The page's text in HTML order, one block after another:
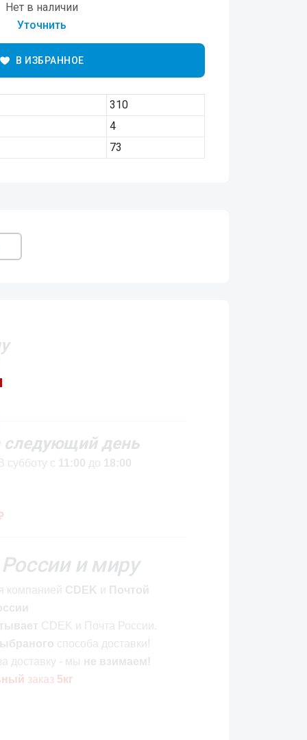
Нет в наличии
Уточнить
В ИЗБРАННОЕ
310
4
73
день
В субботу с 11:00 до 18:00
и миру
компанией CDEK и Почтой
CDEK и Почта России.
способа доставки!
доставку - мы не взимаем!
заказ5кг